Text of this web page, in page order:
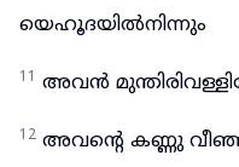
യെഹൂദയിൽനിന്നും
11 അവൻ
12 അവന്റെ കണ്ണു